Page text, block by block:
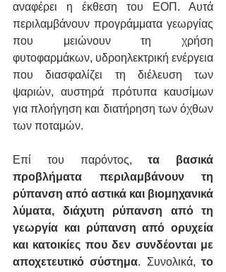
αναφέρει η έκθεση του ΕΟΠ. Αυτά
περιλαμβάνουν προγράμματα γεωργίας
που μειώνουν τη χρήση
φυτοφαρμάκων, υδροηλεκτρική ενέργεια
που διασφαλίζει τη διέλευση των
ψαριών, αυστηρά πρότυπα καυσίμων
για πλοήγηση και διατήρηση των όχθων
των ποταμών.
Επί του παρόντος, τα βασικά
προβλήματα περιλαμβάνουν τη
ρύπανση από αστικά και βιομηχανικά
λύματα, διάχυτη ρύπανση από τη
γεωργία και ρύπανση από ορυχεία
και κατοικίες που δεν συνδέονται με
αποχετευτικό σύστημα. Συνολικά, το